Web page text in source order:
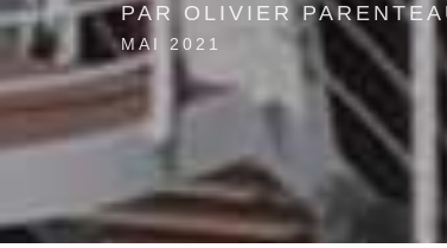
PAR OLIVIER
MAI 2021